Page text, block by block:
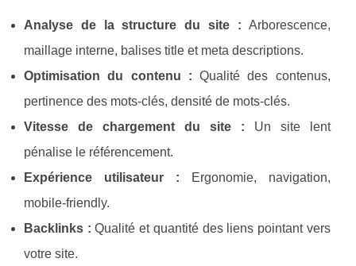
Analyse de la structure du site : Arborescence,
maillage interne, balises title et meta descriptions.
Optimisation du contenu : Qualité des contenus,
pertinence des mots-clés, densité de mots-clés.
Vitesse de chargement du site : Un site lent
pénalise le référencement.
Expérience utilisateur : Ergonomie, navigation,
mobile-friendly.
Backlinks : Qualité et quantité des liens pointant vers
votre site.